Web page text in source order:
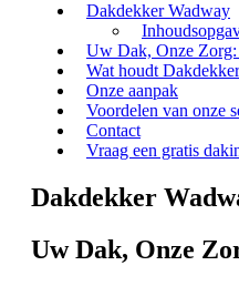
Dakdekker Wadway
Uw Dak, Onze
Wat houdt
Onze aanpak
Voordelen van onze
Contact
Vraag een gratis
Dakdekker
Uw Dak, Onze